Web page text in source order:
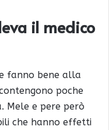
il medico
fanno bene alla
poche
Mele e pere però
che hanno effetti